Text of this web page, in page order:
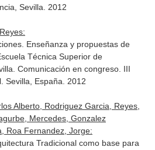
Sevilla. 2012
Enseñanza y propuestas de
Técnica Superior de
Comunicación en congreso. III
Sevilla, España. 2012
Alberto, Rodriguez Garcia, Reyes,
Mercedes, Gonzalez
Roa Fernandez, Jorge:
Tradicional como base para